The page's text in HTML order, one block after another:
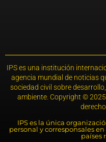
IPS es una institución
agencia mundial de noticias
sociedad civil sobre
ambiente. Copyright ©
IPS es la única
personal y corresponsales
países